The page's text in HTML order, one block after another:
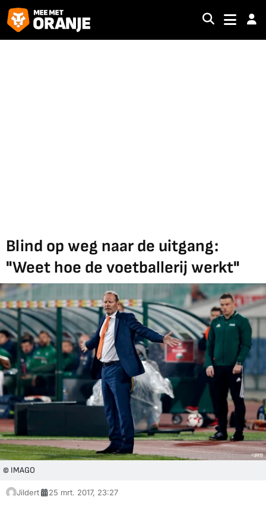
Blind op weg naar de uitgang:
"Weet hoe de voetballerij werkt"
© IMAGO
Jildert 25 mrt. 2017, 23:27